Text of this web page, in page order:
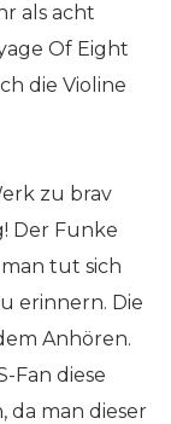
als acht
Of Eight
die Violine
zu brav
Der Funke
tut sich
erinnern. Die
Anhören.
Fan diese
da man dieser